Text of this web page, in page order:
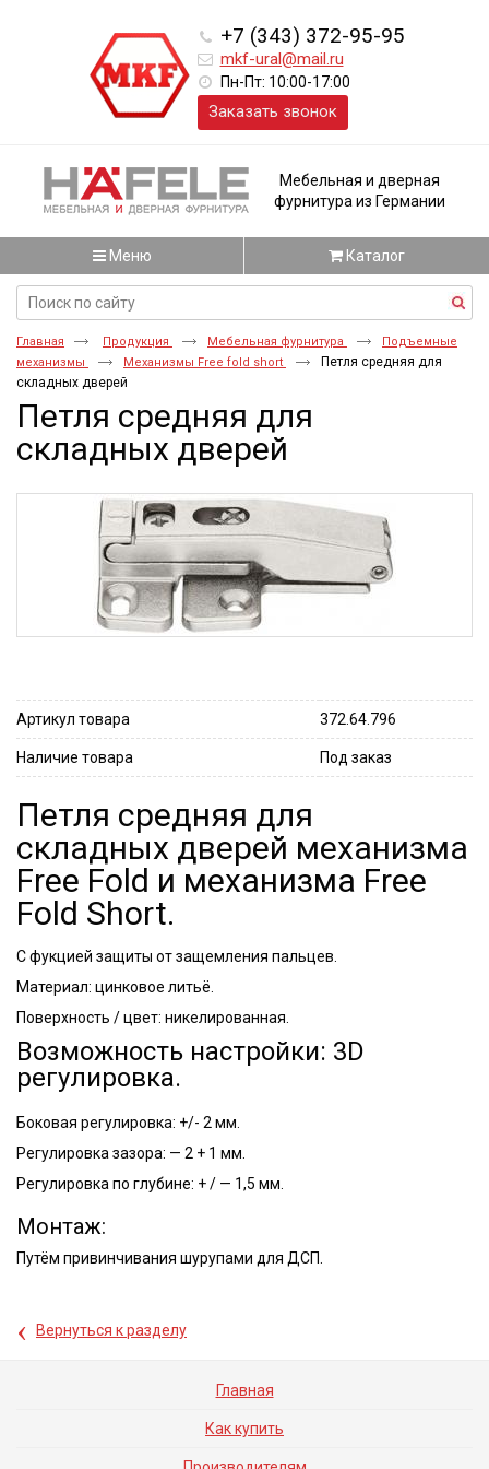
+7 (343) 372-95-95
mkf-ural@mail.ru
Пн-Пт: 10:00-17:00
Заказать звонок
Мебельная и дверная
фурнитура из Германии
Меню Каталог
Главная Продукция Мебельная фурнитура
Подъемные
механизмы
Механизмы Free fold short
Петля средняя для
складных дверей
Петля средняя для
складных дверей
Артикул товара 372.64.796
Наличие товара Под заказ
Петля средняя для
складных дверей механизма
Free Fold и механизма Free
Fold Short.
С фукцией защиты от защемления пальцев.
Материал: цинковое литьё.
Поверхность / цвет: никелированная.
Возможность настройки: 3D
регулировка.
Боковая регулировка: +/- 2 мм.
Регулировка зазора: — 2 + 1 мм.
Регулировка по глубине: + / — 1,5 мм.
Монтаж:
Путём привинчивания шурупами для ДСП.
‹ Вернуться к разделу
Главная
Как купить